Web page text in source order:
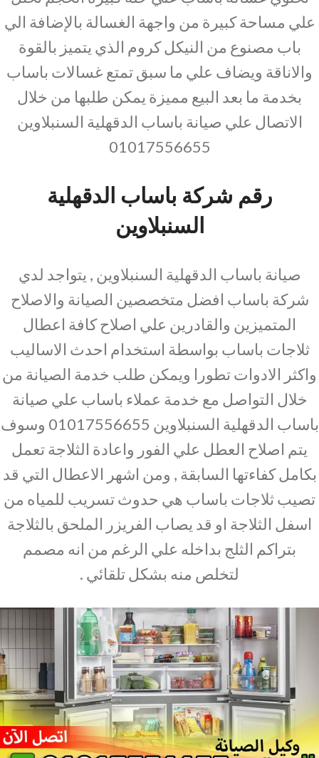
علي مساحة كبيرة من واجهة الغسالة بالإضافة الي
باب مصنوع من النيكل كروم الذي يتميز بالقوة
والاناقة ويضاف علي ما سبق تمتع غسالات باساب
بخدمة ما بعد البيع مميزة يمكن طلبها من خلال
الاتصال علي صيانة باساب الدقهلية السنبلاوين
01017556655
رقم شركة باساب الدقهلية
السنبلاوين
صيانة باساب الدقهلية السنبلاوين , يتواجد لدي
شركة باساب افضل متخصصين الصيانة والاصلاح
المتميزين والقادرين علي اصلاح كافة اعطال
ثلاجات باساب بواسطة استخدام احدث الاساليب
واكثر الادوات تطورا ويمكن طلب خدمة الصيانة من
خلال التواصل مع خدمة عملاء باساب علي صيانة
باساب الدقهلية السنبلاوين 01017556655 وسوف
يتم اصلاح العطل علي الفور واعادة الثلاجة تعمل
بكامل كفاءتها السابقة , ومن اشهر الاعطال التي قد
تصيب ثلاجات باساب هي حدوث تسريب للمياه من
اسفل الثلاجة او قد يصاب الفريزر الملحق بالثلاجة
بتراكم الثلج بداخله علي الرغم من انه مصمم
لتخلص منه بشكل تلقائي .